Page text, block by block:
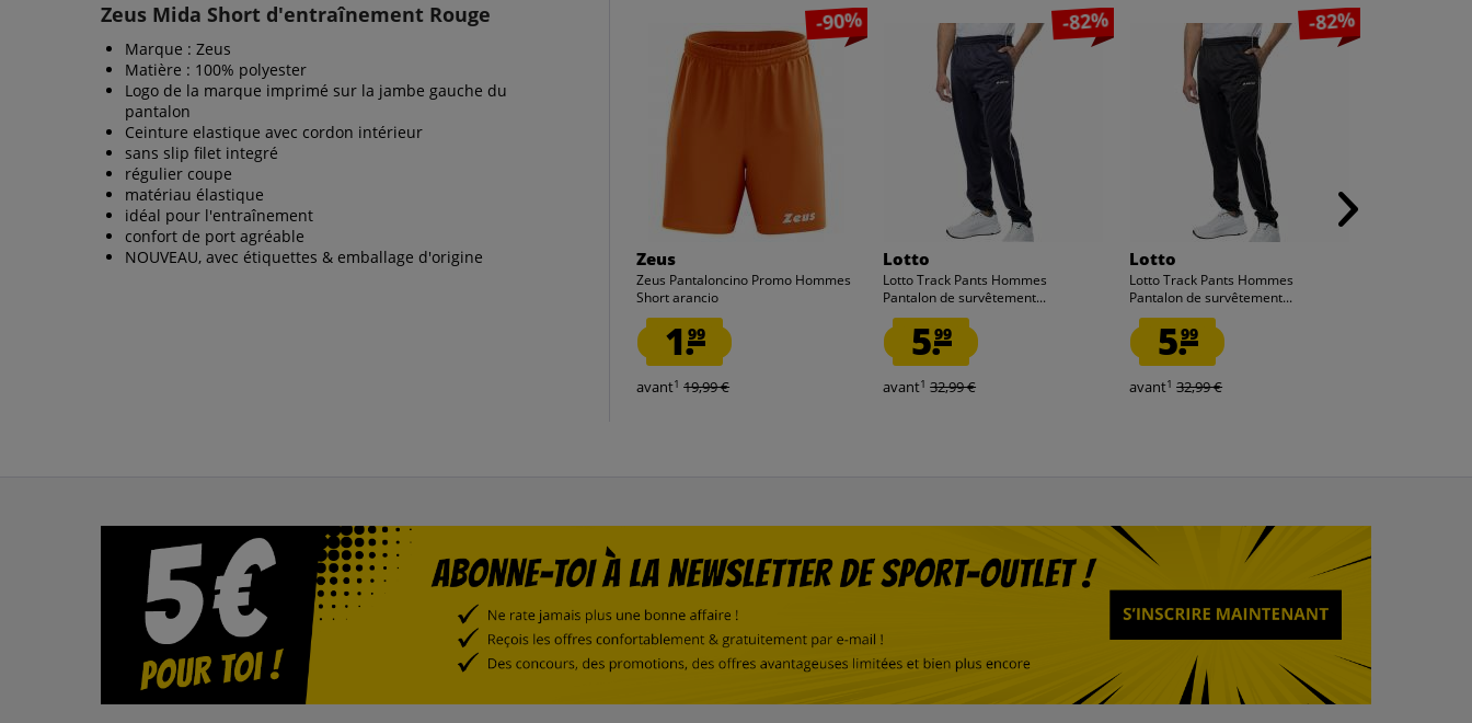
Zeus Mida Short d'entraînement Rouge
Marque : Zeus
Matière : 100% polyester
Logo de la marque imprimé sur la jambe gauche du
pantalon
Ceinture elastique avec cordon intérieur
sans slip filet integré
régulier coupe
matériau élastique
idéal pour l'entraînement
confort de port agréable
NOUVEAU, avec étiquettes & emballage d'origine
-90%
Zeus
Zeus Pantaloncino Promo Hommes
Short arancio
1.99
avant1 19,99 €
-82%
Lotto
Lotto Track Pants Hommes
Pantalon de survêtement...
5.99
avant1 32,99 €
-82%
Lotto
Lotto Track Pants Hommes
Pantalon de survêtement...
5.99
avant1 32,99 €